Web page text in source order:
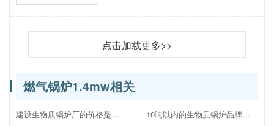
点击加载更多>>
燃气锅炉1.4mw相关
建设生物质锅炉厂的价格是多少 10吨以内的生物质锅炉品牌十大排名